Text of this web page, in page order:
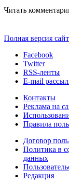
Читать
Полная версия
Facebook
Twitter
RSS-ленты
E-mail
Контакты
Реклама на
Правила
Договор
Политика в
данных
Редакция